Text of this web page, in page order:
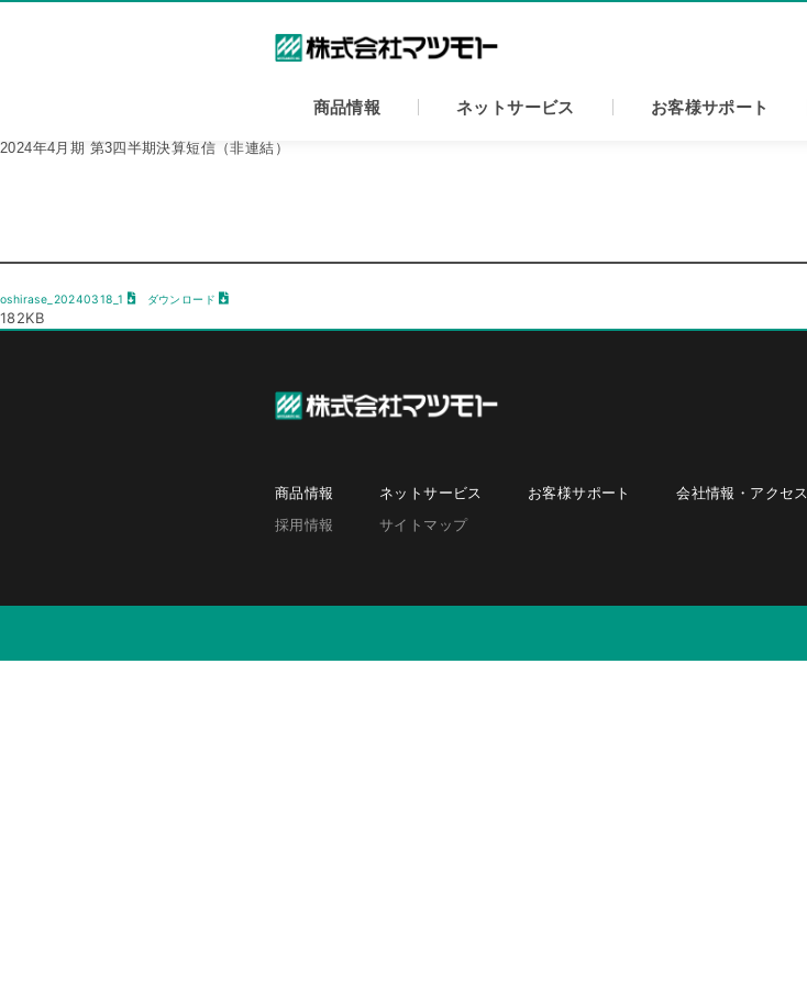
商品情報 ネットサービス お客様サポート
2024年4月期 第3四半期決算短信（非連結）
oshirase_20240318_1 ダウンロード
182KB
商品情報 ネットサービス お客様サポート 会社情報・アクセス
採用情報
サイトマップ